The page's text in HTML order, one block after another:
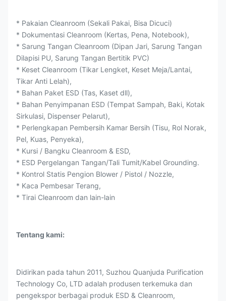
* Pakaian Cleanroom (Sekali Pakai, Bisa Dicuci)
* Dokumentasi Cleanroom (Kertas, Pena, Notebook),
* Sarung Tangan Cleanroom (Dipan Jari, Sarung Tangan
Dilapisi PU, Sarung Tangan Bertitik PVC)
* Keset Cleanroom (Tikar Lengket, Keset Meja/Lantai,
Tikar Anti Lelah),
* Bahan Paket ESD (Tas, Kaset dll),
* Bahan Penyimpanan ESD (Tempat Sampah, Baki, Kotak
Sirkulasi, Dispenser Pelarut),
* Perlengkapan Pembersih Kamar Bersih (Tisu, Rol Norak,
Pel, Kuas, Penyeka),
* Kursi / Bangku Cleanroom & ESD,
* ESD Pergelangan Tangan/Tali Tumit/Kabel Grounding.
* Kontrol Statis Pengion Blower / Pistol / Nozzle,
* Kaca Pembesar Terang,
* Tirai Cleanroom dan lain-lain
Tentang kami:
Didirikan pada tahun 2011, Suzhou Quanjuda Purification
Technology Co, LTD adalah produsen terkemuka dan
pengekspor berbagai produk ESD & Cleanroom,